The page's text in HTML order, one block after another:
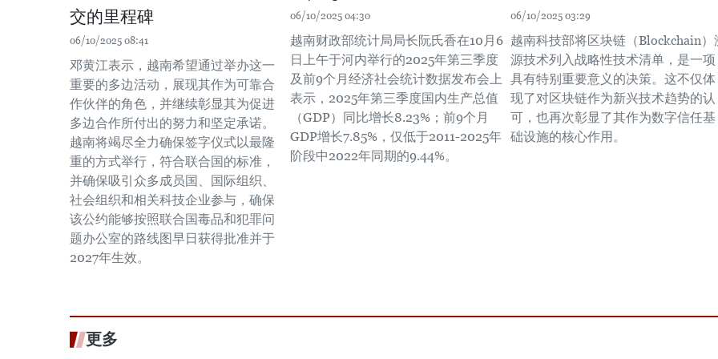
交的里程碑
06/10/2025 08:41
邓黄江表示，越南希望通过举办这一
重要的多边活动，展现其作为可靠合
作伙伴的角色，并继续彰显其为促进
多边合作所付出的努力和坚定承诺。
越南将竭尽全力确保签字仪式以最隆
重的方式举行，符合联合国的标准，
并确保吸引众多成员国、国际组织、
社会组织和相关科技企业参与，确保
该公约能够按照联合国毒品和犯罪问
题办公室的路线图早日获得批准并于
2027年生效。
06/10/2025 04:30
越南财政部统计局局长阮氏香在10月6
日上午于河内举行的2025年第三季度
及前9个月经济社会统计数据发布会上
表示，2025年第三季度国内生产总值
（GDP）同比增长8.23%；前9个月
GDP增长7.85%，仅低于2011-2025年
阶段中2022年同期的9.44%。
06/10/2025 03:29
越南科技部将区块链（Blockchain）
源技术列入战略性技术清单，是一项
具有特别重要意义的决策。这不仅体
现了对区块链作为新兴技术趋势的认
可，也再次彰显了其作为数字信任基
础设施的核心作用。
更多